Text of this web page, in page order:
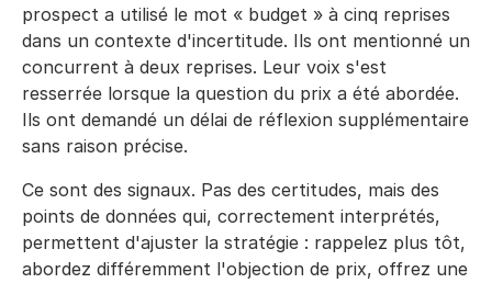
prospect a utilisé le mot « budget » à cinq reprises
dans un contexte d'incertitude. Ils ont mentionné un
concurrent à deux reprises. Leur voix s'est
resserrée lorsque la question du prix a été abordée.
Ils ont demandé un délai de réflexion supplémentaire
sans raison précise.
Ce sont des signaux. Pas des certitudes, mais des
points de données qui, correctement interprétés,
permettent d'ajuster la stratégie : rappelez plus tôt,
abordez différemment l'objection de prix, offrez une